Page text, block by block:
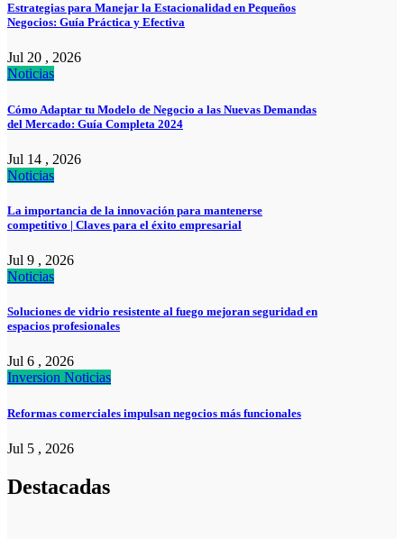
Estrategias para Manejar la Estacionalidad en Pequeños
Negocios: Guía Práctica y Efectiva
Jul 20 , 2026
Noticias
Cómo Adaptar tu Modelo de Negocio a las Nuevas Demandas
del Mercado: Guía Completa 2024
Jul 14 , 2026
Noticias
La importancia de la innovación para mantenerse
competitivo | Claves para el éxito empresarial
Jul 9 , 2026
Noticias
Soluciones de vidrio resistente al fuego mejoran seguridad en
espacios profesionales
Jul 6 , 2026
Inversion Noticias
Reformas comerciales impulsan negocios más funcionales
Jul 5 , 2026
Destacadas